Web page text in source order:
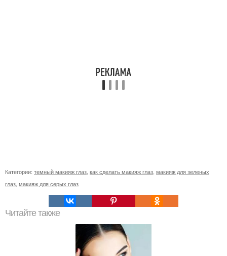
Категории: темный макияж глаз как сделать макияж глаз макияж для зеленых
глаз макияж для серых глаз
Читайте также